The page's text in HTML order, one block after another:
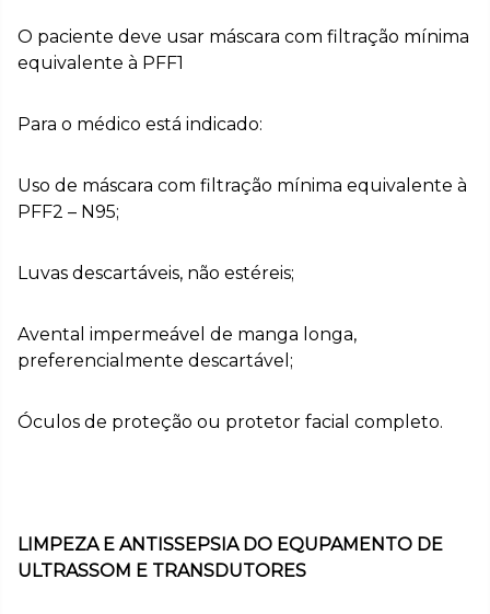
O paciente deve usar máscara com filtração mínima
equivalente à PFF1
Para o médico está indicado:
Uso de máscara com filtração mínima equivalente à
PFF2 – N95;
Luvas descartáveis, não estéreis;
Avental impermeável de manga longa,
preferencialmente descartável;
Óculos de proteção ou protetor facial completo.
LIMPEZA E ANTISSEPSIA DO EQUPAMENTO DE
ULTRASSOM E TRANSDUTORES